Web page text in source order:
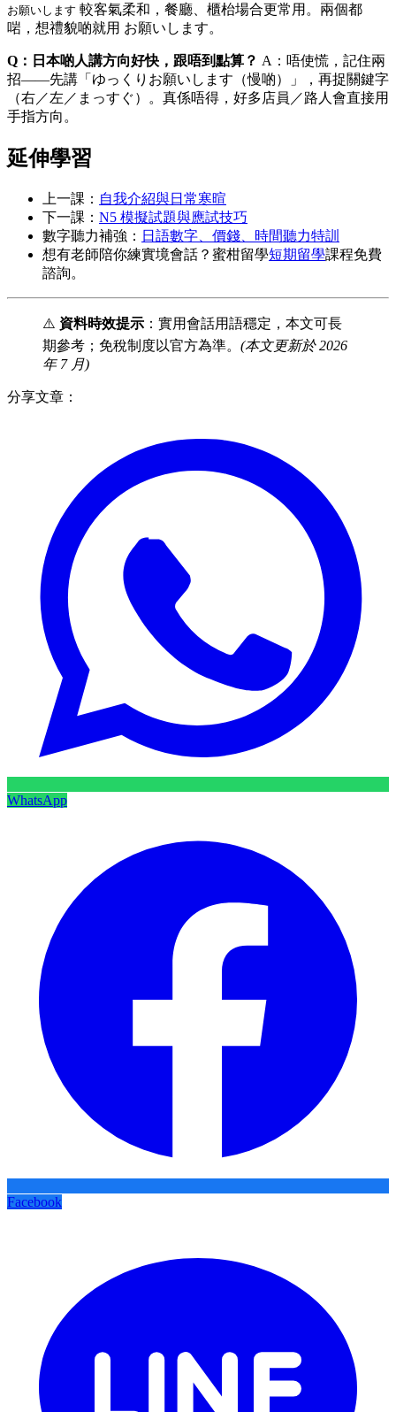
お願いします 較客氣柔和，餐廳、櫃枱場合更常用。兩個都
啱，想禮貌啲就用 お願いします。
Q：日本啲人講方向好快，跟唔到點算？ A：唔使慌，記住兩
招——先講「ゆっくりお願いします（慢啲）」，再捉關鍵字
（右／左／まっすぐ）。真係唔得，好多店員／路人會直接用
手指方向。
延伸學習
上一課： 自我介紹與日常寒暄
下一課： N5 模擬試題與應試技巧
數字聽力補強： 日語數字、價錢、時間聽力特訓
想有老師陪你練實境會話？蜜柑留學短期留學課程免費
諮詢。
⚠️ 資料時效提示 ：實用會話用語穩定，本文可長
期參考；免稅制度以官方為準。 (本文更新於 2026
年 7 月)
分享文章：
WhatsApp
Facebook